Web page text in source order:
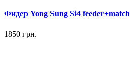
Фидер Yong Sung Si4 feeder+match
1850 грн.